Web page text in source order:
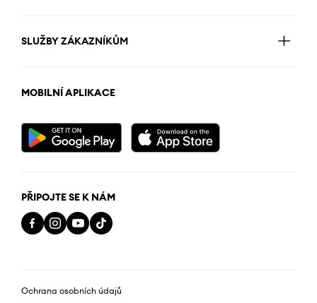
SLUŽBY ZÁKAZNÍKŮM
MOBILNÍ APLIKACE
PŘIPOJTE SE K NÁM
Ochrana osobních údajů